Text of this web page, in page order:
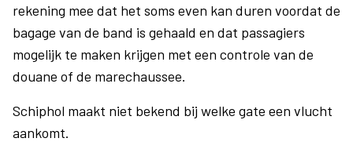
rekening mee dat het soms even kan duren voordat de
bagage van de band is gehaald en dat passagiers
mogelijk te maken krijgen met een controle van de
douane of de marechaussee.
Schiphol maakt niet bekend bij welke gate een vlucht
aankomt.